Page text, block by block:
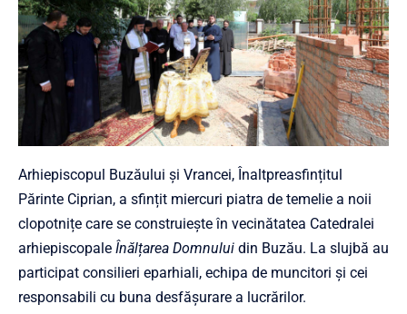
Arhiepiscopul Buzăului și Vrancei, Înaltpreasfințitul
Părinte Ciprian, a sfințit miercuri piatra de temelie a noii
clopotnițe care se construiește în vecinătatea Catedralei
arhiepiscopale Înălțarea Domnului din Buzău. La slujbă au
participat consilieri eparhiali, echipa de muncitori și cei
responsabili cu buna desfășurare a lucrărilor.